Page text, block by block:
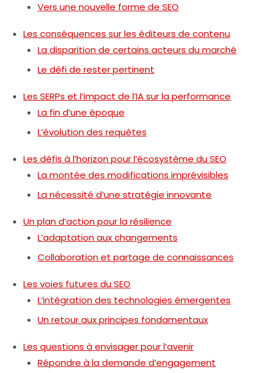
Vers une nouvelle forme de SEO
Les conséquences sur les éditeurs de contenu
La disparition de certains acteurs du marché
Le défi de rester pertinent
Les SERPs et l’impact de l’IA sur la performance
La fin d’une époque
L’évolution des requêtes
Les défis à l’horizon pour l’écosystème du SEO
La montée des modifications imprévisibles
La nécessité d’une stratégie innovante
Un plan d’action pour la résilience
L’adaptation aux changements
Collaboration et partage de connaissances
Les voies futures du SEO
L’intégration des technologies émergentes
Un retour aux principes fondamentaux
Les questions à envisager pour l’avenir
Répondre à la demande d’engagement